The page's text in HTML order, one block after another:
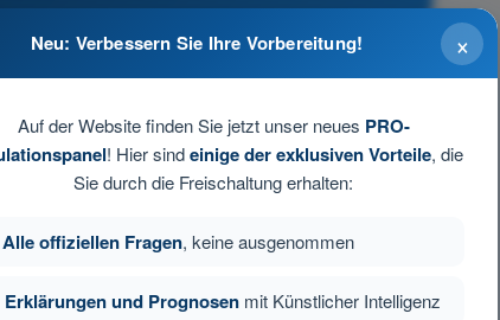
×
Neu: Verbessern Sie Ihre Vorbereitung!
Auf der Website finden Sie jetzt unser neues PRO-
! Hier sindeinige der exklusiven Vorteile, die
Sie durch die Freischaltung erhalten:
Alle offiziellen Fragen, keine ausgenommen
Erklärungen und Prognosen mit Künstlicher Intelligenz